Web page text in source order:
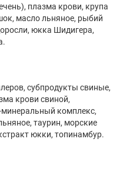
плазма крови, крупа
масло льняное, рыбий
юкка Шидигера,
субпродукты свиные,
крови свиной,
комплекс,
таурин, морские
юкки, топинамбур.